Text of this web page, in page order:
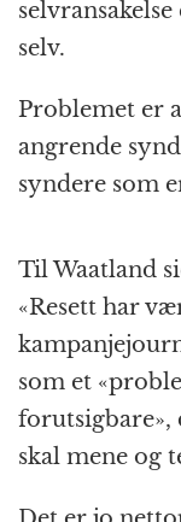
selv.
Problemet er
angrende
syndere som
Til Waatland
«Resett har
som et
forutsigbare»,
skal mene og